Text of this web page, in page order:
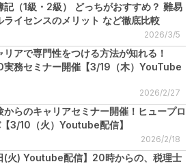
記（1級・2級） どっちがおすすめ？ 難易
ライセンスのメリット など徹底比較
2026/3/5
リアで専門性をつける方法が知れる！
実務セミナー開催【3/19（木）YouTube
2026/2/27
からのキャリアセミナー開催！ヒュープロ
3/10（火）Youtube配信】
2026/2/18
(火) Youtube配信】20時からの、税理士